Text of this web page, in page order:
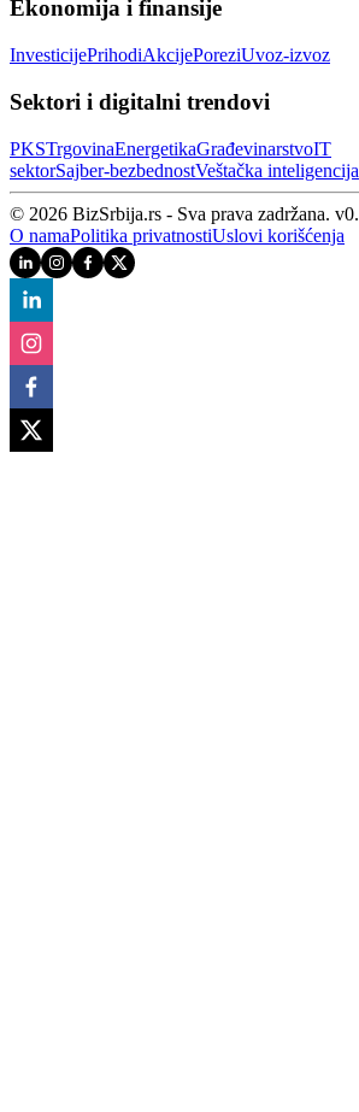
Ekonomija i finansije
InvesticijePrihodiAkcijePoreziUvoz-izvoz
Sektori i digitalni trendovi
PKSTrgovinaEnergetikaGrađevinarstvoIT
sektorSajber‑bezbednostVeštačka inteligencija
© 2026 BizSrbija.rs - Sva prava zadržana. v
O namaPolitika privatnostiUslovi korišćenja